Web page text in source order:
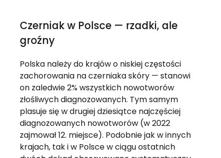
Czerniak w Polsce — rzadki, ale
groźny
Polska należy do krajów o niskiej częstości
zachorowania na czerniaka skóry — stanowi
on zaledwie 2% wszystkich nowotworów
złośliwych diagnozowanych. Tym samym
plasuje się w drugiej dziesiątce najczęściej
diagnozowanych nowotworów (w 2022
zajmował 12. miejsce). Podobnie jak w innych
krajach, tak i w Polsce w ciągu ostatnich